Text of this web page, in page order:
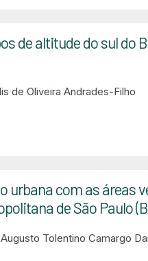
de altitude do sul
de Oliveira Andrades-Filho
urbana com as áreas
de São Paulo
Augusto Tolentino Camargo